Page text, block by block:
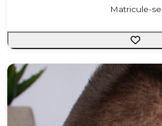
Matricule-se